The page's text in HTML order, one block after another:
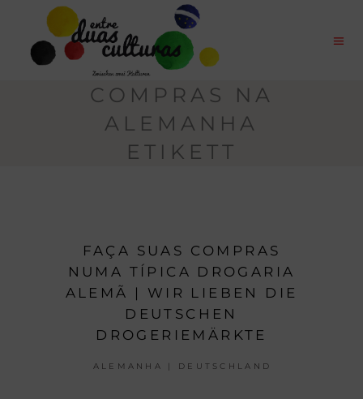
COMPRAS NA
ALEMANHA
ETIKETT
FAÇA SUAS COMPRAS
NUMA TÍPICA DROGARIA
ALEMÃ | WIR LIEBEN DIE
DEUTSCHEN
DROGERIEMÄRKTE
ALEMANHA | DEUTSCHLAND